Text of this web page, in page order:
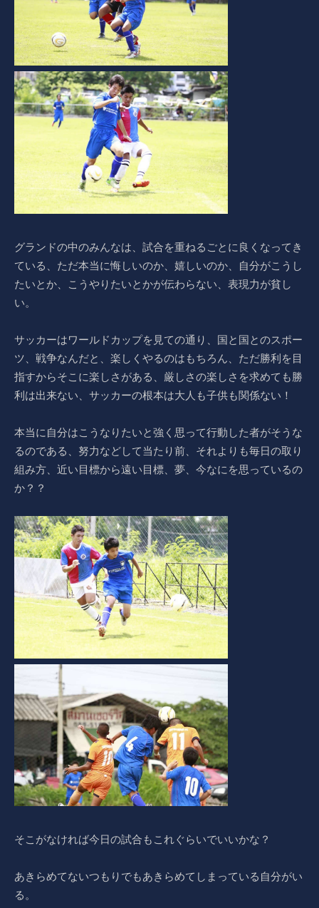
グランドの中のみんなは、試合を重ねるごとに良くなってき
ている、ただ本当に悔しいのか、嬉しいのか、自分がこうし
たいとか、こうやりたいとかが伝わらない、表現力が貧し
い。
サッカーはワールドカップを見ての通り、国と国とのスポー
ツ、戦争なんだと、楽しくやるのはもちろん、ただ勝利を目
指すからそこに楽しさがある、厳しさの楽しさを求めても勝
利は出来ない、サッカーの根本は大人も子供も関係ない！
本当に自分はこうなりたいと強く思って行動した者がそうな
るのである、努力などして当たり前、それよりも毎日の取り
組み方、近い目標から遠い目標、夢、今なにを思っているの
か？？
そこがなければ今日の試合もこれぐらいでいいかな？
あきらめてないつもりでもあきらめてしまっている自分がい
る。